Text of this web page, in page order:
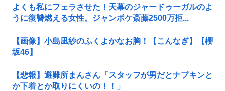
よくも私にフェラさせた！天幕のジャードゥーガルのよ
うに復讐燃える女性。ジャンポケ斎藤2500万拒...
【画像】小島凪紗のふくよかなお胸！【こんなぎ】【櫻
坂46】
【悲報】避難所まんさん「スタッフが男だとナプキンと
か下着とか取りにくいの！！」